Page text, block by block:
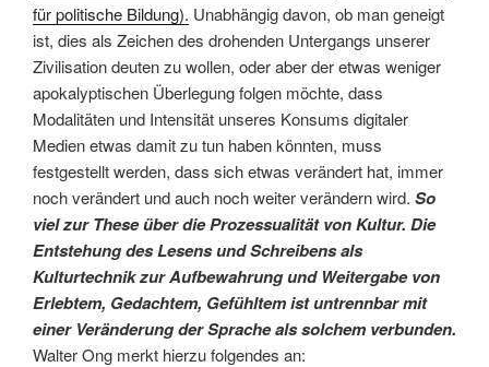
für politische Bildung). Unabhängig davon, ob man geneigt
ist, dies als Zeichen des drohenden Untergangs unserer
Zivilisation deuten zu wollen, oder aber der etwas weniger
apokalyptischen Überlegung folgen möchte, dass
Modalitäten und Intensität unseres Konsums digitaler
Medien etwas damit zu tun haben könnten, muss
festgestellt werden, dass sich etwas verändert hat, immer
noch verändert und auch noch weiter verändern wird. So
viel zur These über die Prozessualität von Kultur. Die
Entstehung des Lesens und Schreibens als
Kulturtechnik zur Aufbewahrung und Weitergabe von
Erlebtem, Gedachtem, Gefühltem ist untrennbar mit
einer Veränderung der Sprache als solchem verbunden.
Walter Ong merkt hierzu folgendes an: